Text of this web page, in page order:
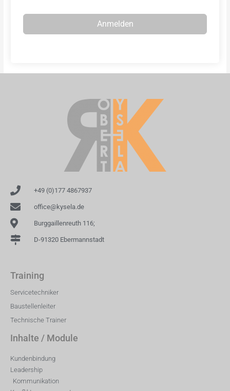
Anmelden
+49 (0)177 4867937
office@kysela.de
Burggaillenreuth 116;
D-91320 Ebermannstadt
Training
Servicetechniker
Baustellenleiter
Technische Trainer
Inhalte / Module
Kundenbindung
Leadership
Kommunikation